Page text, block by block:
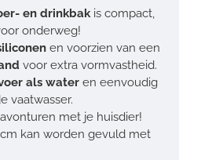
en drinkbak is compact,
onderweg!
en voorzien van een
voor extra vormvastheid.
als water en eenvoudig
vaatwasser.
met je huisdier!
kan worden gevuld met